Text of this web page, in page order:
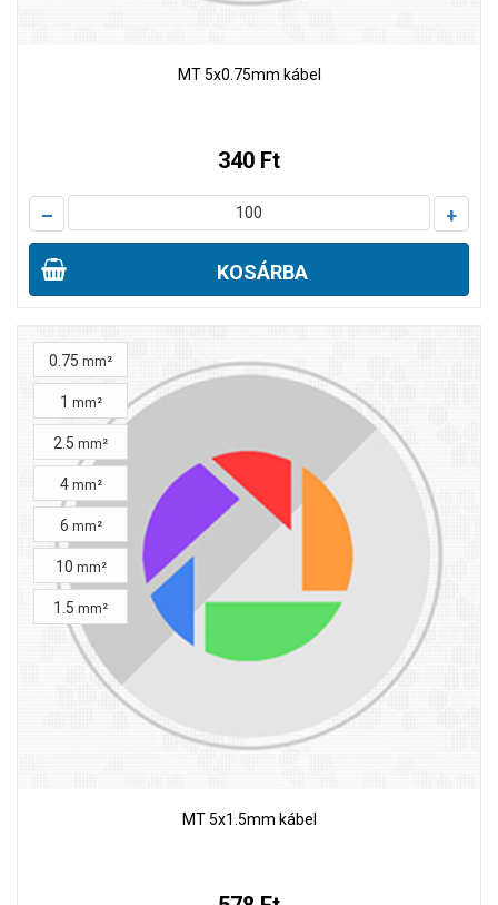
MT 5x0.75mm kábel
340 Ft
– +
KOSÁRBA
MT 5x1.5mm kábel
0.75 mm²
1 mm²
2.5 mm²
4 mm²
6 mm²
10 mm²
1.5 mm²